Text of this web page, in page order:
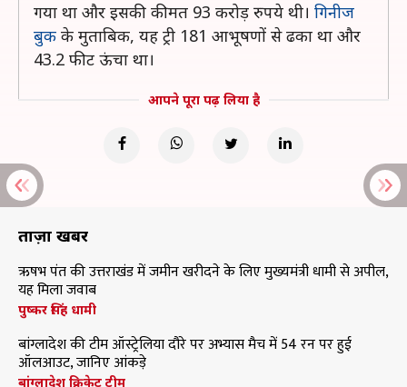
गया था और इसकी कीमत 93 करोड़ रुपये थी। गिनीज
बुक के मुताबिक, यह ट्री 181 आभूषणों से ढका था और
43.2 फीट ऊंचा था।
आपने पूरा पढ़ लिया है
ताज़ा खबरें
ऋषभ पंत की उत्तराखंड में जमीन खरीदने के लिए मुख्यमंत्री धामी से अपील,
यह मिला जवाब
पुष्कर सिंह धामी
बांग्लादेश की टीम ऑस्ट्रेलिया दौरे पर अभ्यास मैच में 54 रन पर हुई
ऑलआउट, जानिए आंकड़े
बांग्लादेश क्रिकेट टीम